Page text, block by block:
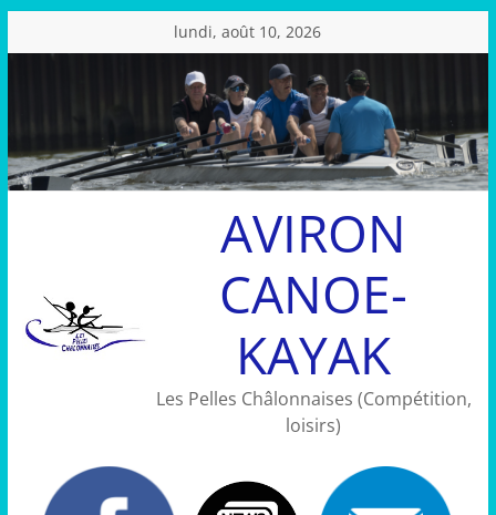
au
lundi, août 10, 2026
AVIRON
CANOE-
KAYAK
Les Pelles Châlonnaises (Compétition,
loisirs)